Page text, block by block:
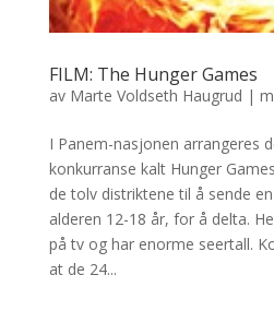
FILM: The Hunger Games
av Marte Voldseth Haugrud |
I Panem-nasjonen arrangeres
konkurranse kalt Hunger
de tolv distriktene til å sende
alderen 12-18 år, for å delta.
på tv og har enorme seertall.
at de 24...